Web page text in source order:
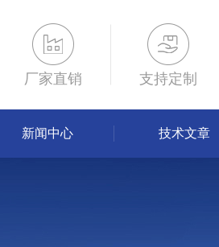
厂家直销 支持定制
新闻中心 技术文章